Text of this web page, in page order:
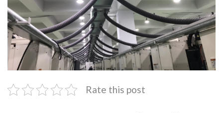
Rate this post